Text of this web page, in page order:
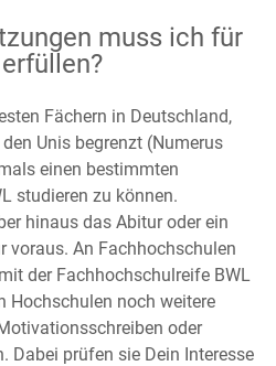
muss ich für
Fächern in Deutschland,
Unis begrenzt (Numerus
einen bestimmten
studieren zu können.
hinaus das Abitur oder ein
An Fachhochschulen
der Fachhochschulreife BWL
Hochschulen noch weitere
oder
Dabei prüfen sie Dein Interesse